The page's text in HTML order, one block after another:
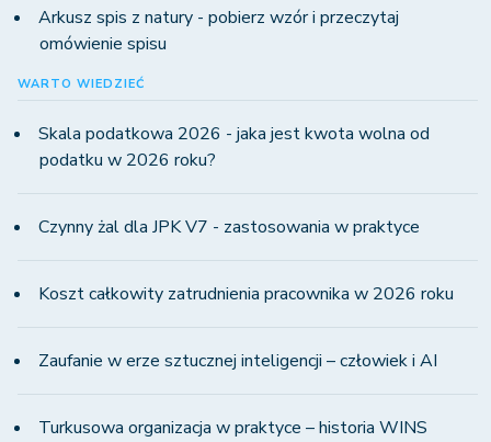
Arkusz spis z natury - pobierz wzór i przeczytaj
omówienie spisu
WARTO WIEDZIEĆ
Skala podatkowa 2026 - jaka jest kwota wolna od
podatku w 2026 roku?
Czynny żal dla JPK V7 - zastosowania w praktyce
Koszt całkowity zatrudnienia pracownika w 2026 roku
Zaufanie w erze sztucznej inteligencji – człowiek i AI
Turkusowa organizacja w praktyce – historia WINS